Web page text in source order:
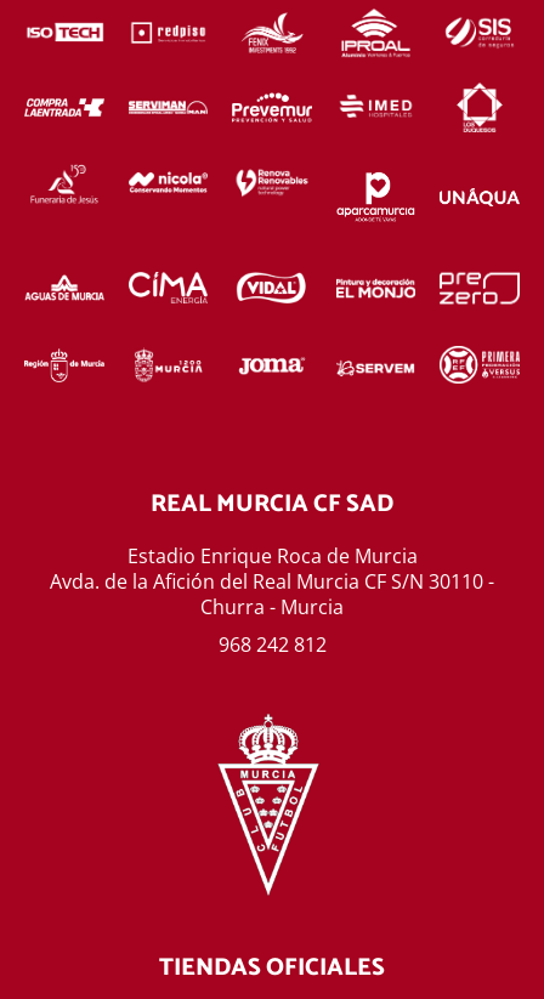
REAL MURCIA CF SAD
Estadio Enrique Roca de Murcia
Avda. de la Afición del Real Murcia CF S/N 30110 -
Churra - Murcia
968 242 812
TIENDAS OFICIALES